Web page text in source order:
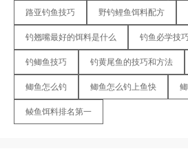
路亚钓鱼技巧 野钓鲤鱼饵料配方
钓翘嘴最好的饵料是什么 钓鱼必学技
钓鲫鱼技巧 钓黄尾鱼的技巧和方法
鲫鱼怎么钓 鲫鱼怎么钓上鱼快
鲮鱼饵料排名第一